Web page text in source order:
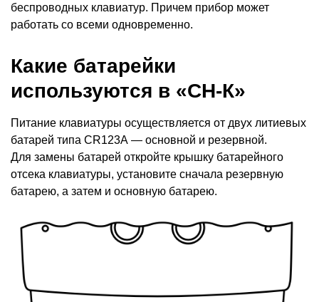
беспроводных клавиатур. Причем прибор может
работать со всеми одновременно.
Какие батарейки
используются в «СН-К»
Питание клавиатуры осуществляется от двух литиевых
батарей типа CR123A — основной и резервной.
Для замены батарей откройте крышку батарейного
отсека клавиатуры, установите сначала резервную
батарею, а затем и основную батарею.